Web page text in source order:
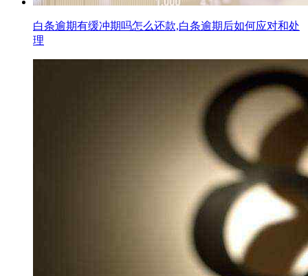
白条逾期有缓冲期吗怎么还款,白条逾期后如何应对和处
理